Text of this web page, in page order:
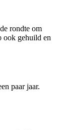
rondte om
ook gehuild en
paar jaar.